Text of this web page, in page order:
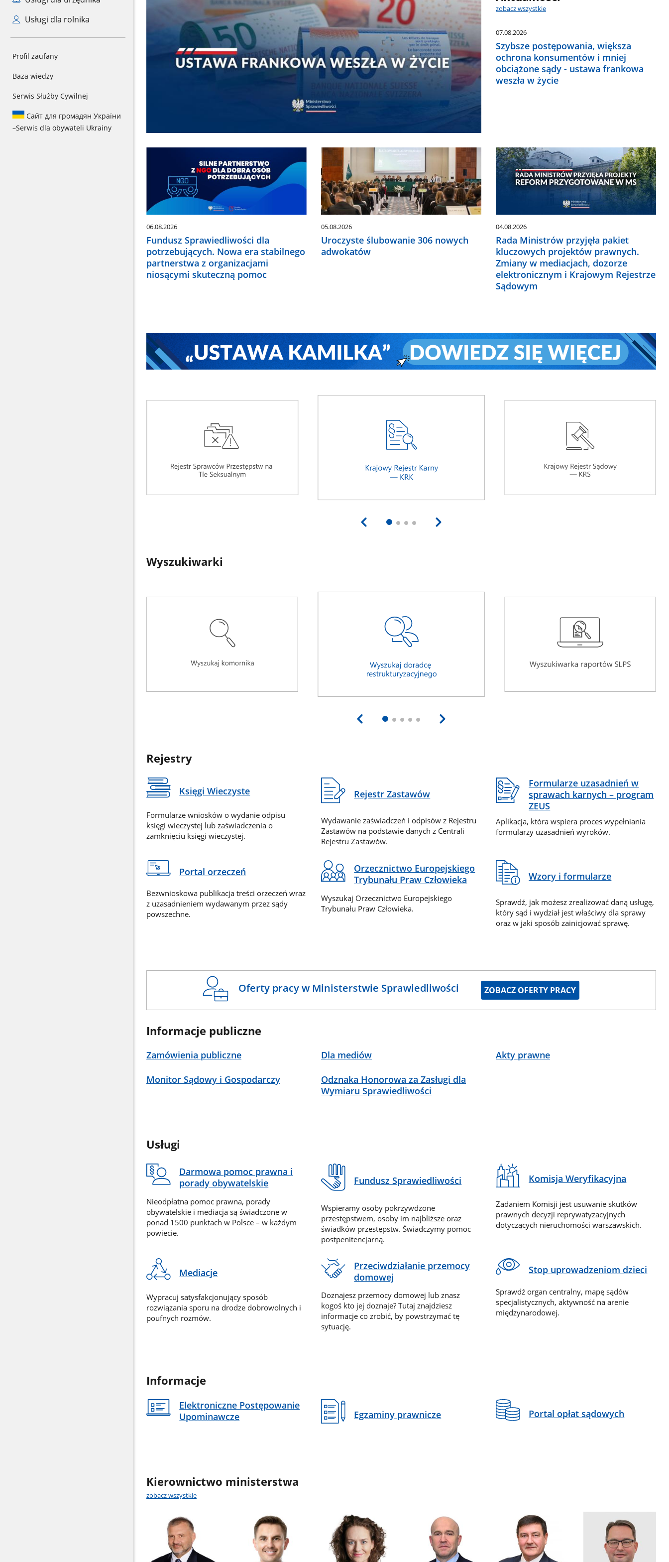
Usługi dla rolnika
Profil zaufany
Baza wiedzy
Serwis Służby Cywilnej
Сайт для громадян України
–Serwis dla obywateli Ukrainy
zobacz wszystkie
07.08.2026
Szybsze postępowania, większa
ochrona konsumentów i mniej
obciążone sądy - ustawa frankowa
weszła w życie
06.08.2026
Fundusz Sprawiedliwości dla
potrzebujących. Nowa era stabilnego
partnerstwa z organizacjami
niosącymi skuteczną pomoc
05.08.2026
Uroczyste ślubowanie 306 nowych
adwokatów
04.08.2026
Rada Ministrów przyjęła pakiet
kluczowych projektów prawnych.
Zmiany w mediacjach, dozorze
elektronicznym i Krajowym Rejestrze
Sądowym
Wyszukiwarki
Rejestry
Księgi Wieczyste
Formularze wniosków o wydanie odpisu
księgi wieczystej lub zaświadczenia o
zamknięciu księgi wieczystej.
Rejestr Zastawów
Wydawanie zaświadczeń i odpisów z Rejestru
Zastawów na podstawie danych z Centrali
Rejestru Zastawów.
Formularze uzasadnień w
sprawach karnych – program
ZEUS
Aplikacja, która wspiera proces wypełniania
formularzy uzasadnień wyroków.
Portal orzeczeń
Bezwnioskowa publikacja treści orzeczeń wraz
z uzasadnieniem wydawanym przez sądy
powszechne.
Orzecznictwo Europejskiego
Trybunału Praw Człowieka
Wyszukaj Orzecznictwo Europejskiego
Trybunału Praw Człowieka.
Wzory i formularze
Sprawdź, jak możesz zrealizować daną usługę,
który sąd i wydział jest właściwy dla sprawy
oraz w jaki sposób zainicjować sprawę.
Oferty pracy w Ministerstwie Sprawiedliwości ZOBACZ OFERTY PRACY
Informacje publiczne
Zamówienia publiczne Dla mediów Akty prawne
Monitor Sądowy i Gospodarczy
Odznaka Honorowa za Zasługi dla
Wymiaru Sprawiedliwości
Usługi
Darmowa pomoc prawna i
porady obywatelskie
Nieodpłatna pomoc prawna, porady
obywatelskie i mediacja są świadczone w
ponad 1500 punktach w Polsce – w każdym
powiecie.
Fundusz Sprawiedliwości
Wspieramy osoby pokrzywdzone
przestępstwem, osoby im najbliższe oraz
świadków przestępstw. Świadczymy pomoc
postpenitencjarną.
Komisja Weryfikacyjna
Zadaniem Komisji jest usuwanie skutków
prawnych decyzji reprywatyzacyjnych
dotyczących nieruchomości warszawskich.
Mediacje
Wypracuj satysfakcjonujący sposób
rozwiązania sporu na drodze dobrowolnych i
poufnych rozmów.
Przeciwdziałanie przemocy
domowej
Doznajesz przemocy domowej lub znasz
kogoś kto jej doznaje? Tutaj znajdziesz
informacje co zrobić, by powstrzymać tę
sytuację.
Stop uprowadzeniom dzieci
Sprawdź organ centralny, mapę sądów
specjalistycznych, aktywność na arenie
międzynarodowej.
Informacje
Elektroniczne Postępowanie
Upominawcze
Egzaminy prawnicze Portal opłat sądowych
Kierownictwo ministerstwa
zobacz wszystkie